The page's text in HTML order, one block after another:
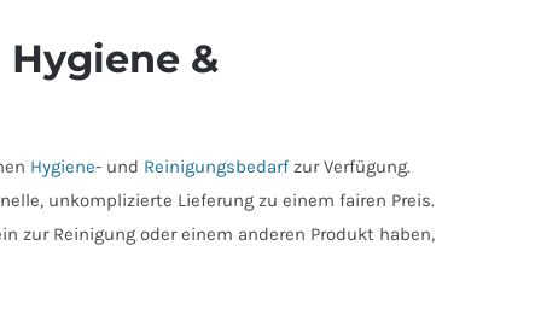
&
Hygiene- und Reinigungsbedarf zur Verfügung.
unkomplizierte Lieferung zu einem fairen Preis.
zur Reinigung oder einem anderen Produkt haben,